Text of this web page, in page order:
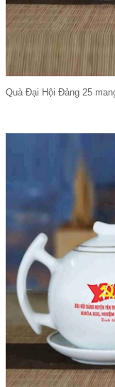
Quà Đại Hội Đảng 25